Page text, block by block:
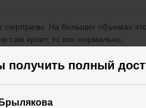
получить полный
сюрпризы. На больших объемах
сам кроет, то все нормально.